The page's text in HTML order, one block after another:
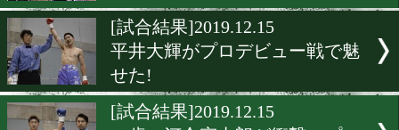
[大晦日特集]2019.12.29
スーパーフライ級が熱い!